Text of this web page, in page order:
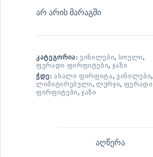
არ არის მარაგში
ᲙᲐᲢᲔᲒᲝᲠᲘᲐ: ᲕᲘᲜᲘᲚᲔᲑᲘ, ᲡᲝᲣᲚᲘ,
ᲤᲔᲠᲐᲓᲘ ᲤᲘᲠᲤᲘᲢᲔᲑᲘ, ᲯᲐᲖᲘ
ᲭᲓᲔ:ᲐᲮᲐᲚᲘ ᲤᲘᲠᲤᲘᲢᲐ, ᲕᲘᲜᲘᲚᲔᲑᲘ,
ᲚᲘᲛᲘᲢᲘᲠᲔᲑᲣᲚᲘ,ᲚᲣᲠᲯᲘ, ᲤᲔᲠᲐᲓᲘ
ᲤᲘᲠᲤᲘᲢᲔᲑᲘ,ᲯᲐᲖᲘ
აღწერა